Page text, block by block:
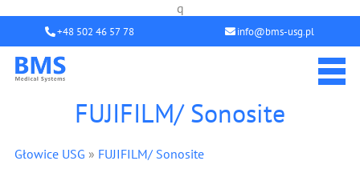
q
+48 502 46 57 78 info@bms-usg.pl
FUJIFILM/ Sonosite
Głowice USG » FUJIFILM/ Sonosite